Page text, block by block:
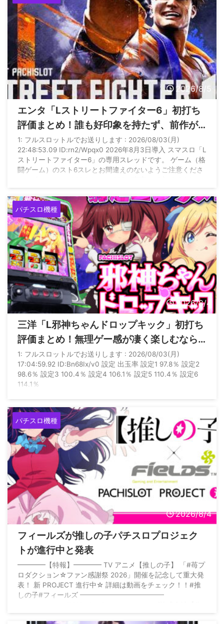
2026/8/5
エンタ「Lストリートファイター6」初打ち
評価まとめ！誰も好印象を持たず、前作が
良すぎた影響が大きそう
1: フルスロットルでお送りします : 2026/08/03(月)
22:48:53.09 ID:rn2/Wpqx0 2026年8月3日導入 スマスロ「L
ストリートファイター6」の専用スレッドです。 ゲーム（格
闘ゲーム）のスト6スレとお間違えのないようご注意くださ
プ） ■タイプ：スマスロ / AT機 ■コイン持ち：約32G / 50
枚 【初当たり・機械割】 設定 / ...
パチスロ機種
2026/8/4
三洋「L邪神ちゃんドロップキック」初打ち
評価まとめ！無理ゲー感が凄く楽しむなら
設定6からしかない
1: フルスロットルでお送りします : 2026/08/03(月)
17:04:59.92 ID:Bn68Ix/v0 設定 出玉率 設定1 97.8％ 設定2
98.6％ 設定3 100.4％ 設定4 106.1％ 設定5 110.4％ 設定6
114.1％
パチスロ機種
2026/8/4
フィールズが推しの子パチスロプロジェク
トが進行中と発表
━━━━【特報】━━━━ TV アニメ【推しの子】 「#苺プ
ロダクション☆ファン感謝祭 2026」開催を記念して重大発
表！ 新 PROJECT 進行中☆ 詳細は動画をチェック！！#推
しの子#フィールズ ━━━━━━━━━━━━